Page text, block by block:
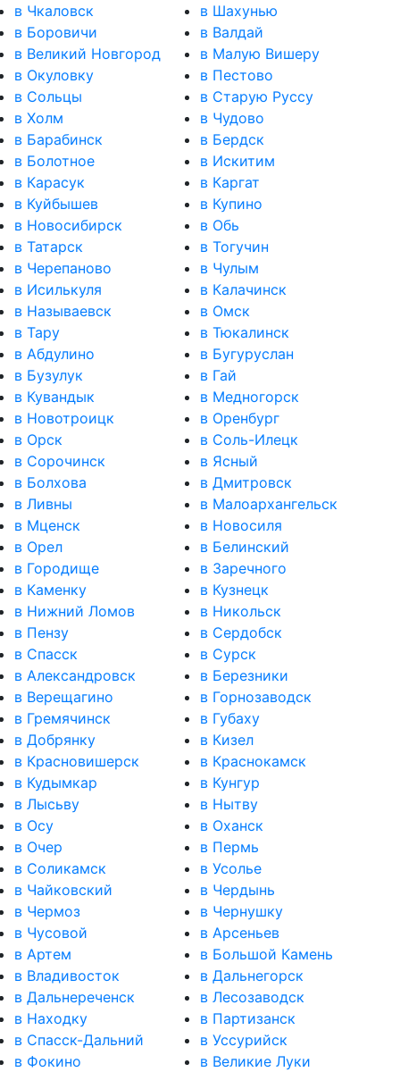
в Чкаловск
в Шахунью
в Боровичи
в Валдай
в Великий Новгород
в Малую Вишеру
в Окуловку
в Пестово
в Сольцы
в Старую Руссу
в Холм
в Чудово
в Барабинск
в Бердск
в Болотное
в Искитим
в Карасук
в Каргат
в Куйбышев
в Купино
в Новосибирск
в Обь
в Татарск
в Тогучин
в Черепаново
в Чулым
в Исилькуля
в Калачинск
в Называевск
в Омск
в Тару
в Тюкалинск
в Абдулино
в Бугуруслан
в Бузулук
в Гай
в Кувандык
в Медногорск
в Новотроицк
в Оренбург
в Орск
в Соль-Илецк
в Сорочинск
в Ясный
в Болхова
в Дмитровск
в Ливны
в Малоархангельск
в Мценск
в Новосиля
в Орел
в Белинский
в Городище
в Заречного
в Каменку
в Кузнецк
в Нижний Ломов
в Никольск
в Пензу
в Сердобск
в Спасск
в Сурск
в Александровск
в Березники
в Верещагино
в Горнозаводск
в Гремячинск
в Губаху
в Добрянку
в Кизел
в Красновишерск
в Краснокамск
в Кудымкар
в Кунгур
в Лысьву
в Нытву
в Осу
в Оханск
в Очер
в Пермь
в Соликамск
в Усолье
в Чайковский
в Чердынь
в Чермоз
в Чернушку
в Чусовой
в Арсеньев
в Артем
в Большой Камень
в Владивосток
в Дальнегорск
в Дальнереченск
в Лесозаводск
в Находку
в Партизанск
в Спасск-Дальний
в Уссурийск
в Фокино
в Великие Луки